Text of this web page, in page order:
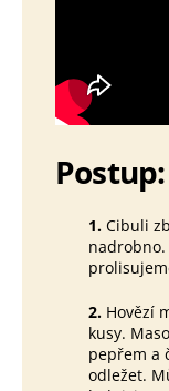
Postup:
1. Cibuli
nadrobno.
2. Hovězí
kusy.
pepřem a
odležet.